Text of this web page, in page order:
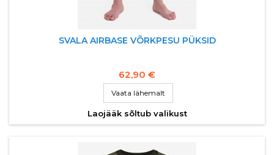
SVALA AIRBASE VÕRKPESU PÜKSID
62,90 €
Vaata lähemalt
Laojääk sõltub valikust